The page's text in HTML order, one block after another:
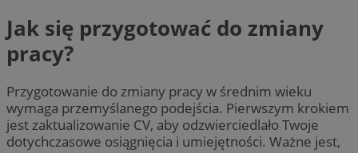
Jak się przygotować do zmiany
pracy?
Przygotowanie do zmiany pracy w średnim wieku
wymaga przemyślanego podejścia. Pierwszym krokiem
jest zaktualizowanie CV, aby odzwierciedlało Twoje
dotychczasowe osiągnięcia i umiejętności. Ważne jest,